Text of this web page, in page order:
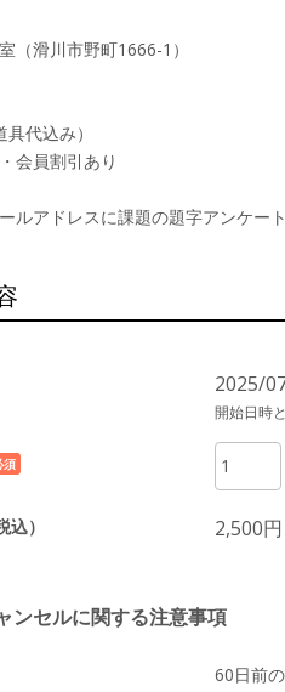
（滑川市野町1666-1）
代込み）
会員割引あり
ルアドレスに課題の題字アンケー
2025/
開始日時
須
） 2,500円
ンセルに関する注意事項
60日前